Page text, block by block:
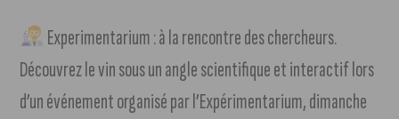
Experimentarium : à la rencontre des chercheurs.
Découvrez le vin sous un angle scientifique et interactif lors
d’un événement organisé par l’Expérimentarium, dimanche